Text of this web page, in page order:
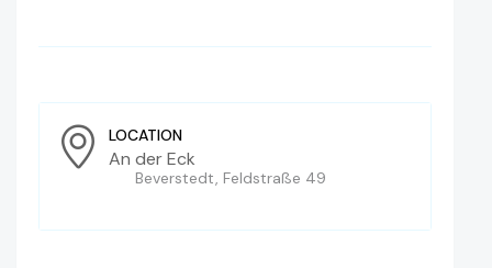
LOCATION
An der Eck
Beverstedt, Feldstraße 49